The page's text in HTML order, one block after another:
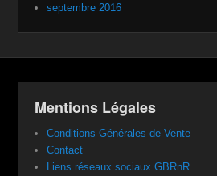
septembre 2016
Mentions Légales
Conditions Générales de Vente
Contact
Liens réseaux sociaux GBRnR